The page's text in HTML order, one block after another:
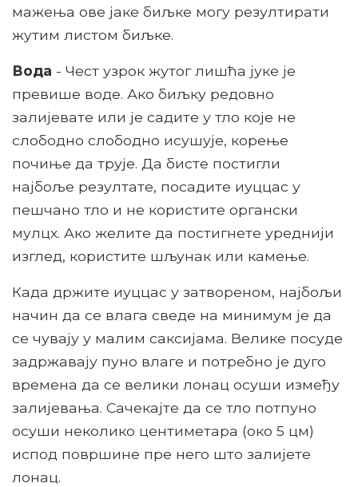
мажења ове јаке биљке могу резултирати
жутим листом биљке.
Вода - Чест узрок жутог лишћа јуке је
превише воде. Ако биљку редовно
залијевате или је садите у тло које не
слободно слободно исушује, корење
почиње да трује. Да бисте постигли
најбоље резултате, посадите иуццас у
пешчано тло и не користите органски
мулцх. Ако желите да постигнете уреднији
изглед, користите шљунак или камење.
Када држите иуццас у затвореном, најбољи
начин да се влага сведе на минимум је да
се чувају у малим саксијама. Велике посуде
задржавају пуно влаге и потребно је дуго
времена да се велики лонац осуши између
залијевања. Сачекајте да се тло потпуно
осуши неколико центиметара (око 5 цм)
испод површине пре него што залијете
лонац.